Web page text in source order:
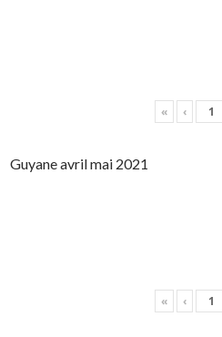
« ‹
Guyane avril mai 2021
« ‹